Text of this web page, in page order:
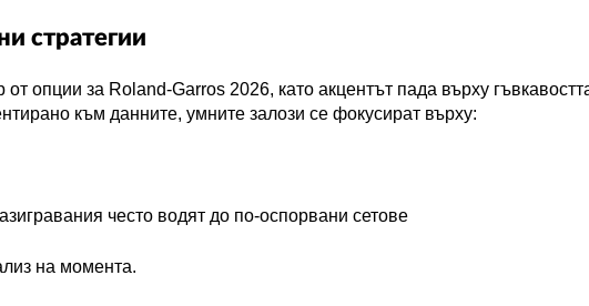
стратегии
от опции за Roland-Garros 2026, като акцентът пада върху
към данните, умните залози се фокусират върху:
често водят до по-оспорвани сетове
на момента.